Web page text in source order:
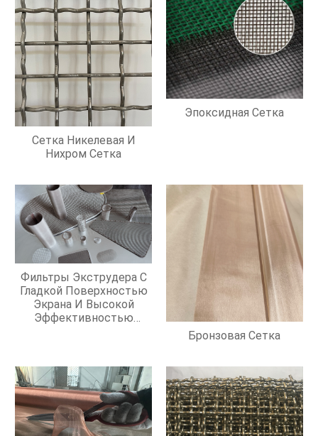
Сетка Никелевая И
Нихром Сетка
Эпоксидная Сетка
Фильтры Экструдера С
Гладкой Поверхностью
Экрана И Высокой
Эффективностью
Бронзовая Сетка